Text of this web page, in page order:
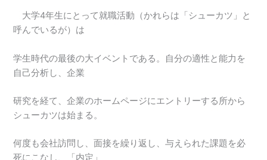
大学4年生にとって就職活動（かれらは「シューカツ」と
呼んでいるが）は
学生時代の最後の大イベントである。自分の適性と能力を
自己分析し、企業
研究を経て、企業のホームページにエントリーする所から
シューカツは始まる。
何度も会社訪問し、面接を繰り返し、与えられた課題を必
死にこなし、「内定」